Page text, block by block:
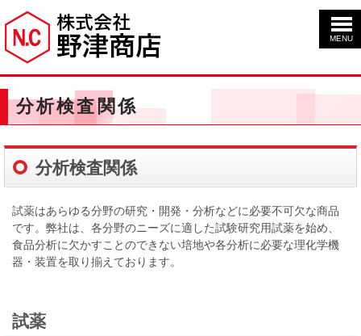
MENU
分析検査関係
分析検査関係
試薬はあらゆる分野の研究・開発・分析などに必要不可欠な商品
です。弊社は、各分野のニーズに適した試験研究用試薬を始め、
食品分析に欠かすことのできない培地や各分析に必要な理化学機
器・装置を取り揃えております。
試薬